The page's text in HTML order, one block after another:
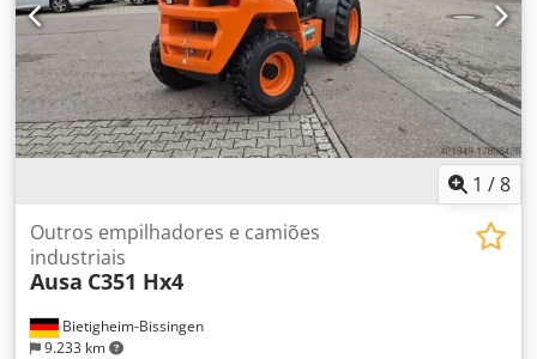
1 /8
Bietigheim-Bissingen
9.233 km
Outros empilhadores e camiões
industriais
Ausa C351 Hx4